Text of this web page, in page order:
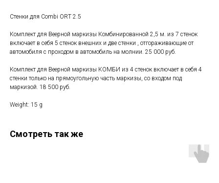
Стенки для Combi ORT 2.5
Комплект для Веерной маркизы Комбинированной 2,5 м. из 7 стенок
включает в себя 5 стенок внешних и две стенки , отгораживающие от
автомобиля с проходом в автомобиль на молнии. 25 000 руб.
Комплект для Веерной маркизы КОМБИ из 4 стенок включает в себя 4
стенки только на прямоугольную часть маркизы, со входом под
маркизой. 18 500 руб.
Weight: 15 g
Смотреть так же